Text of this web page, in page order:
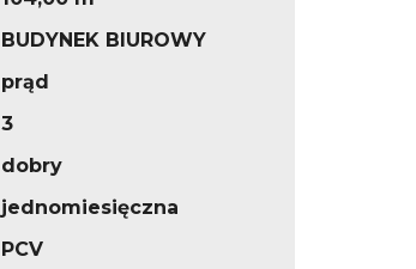
BUDYNEK BIUROWY
prąd
3
dobry
jednomiesięczna
PCV